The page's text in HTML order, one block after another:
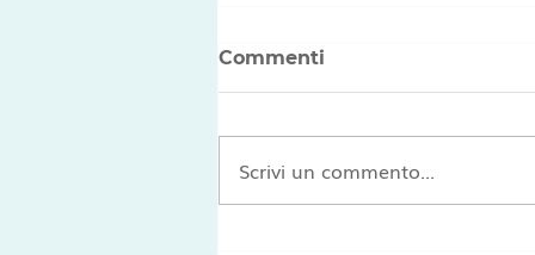
Commenti
Scrivi un commento...